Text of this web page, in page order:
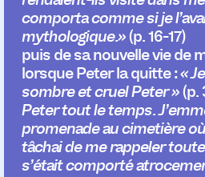
comporta comme si je
mythologique.»(p. 16-17)
puis de sa nouvelle vie de
lorsque Peter la quitte :«
sombre et cruel Peter »(p.
Peter tout le temps.
promenade au cimetière
tâchai de me rappeler
s’était comporté